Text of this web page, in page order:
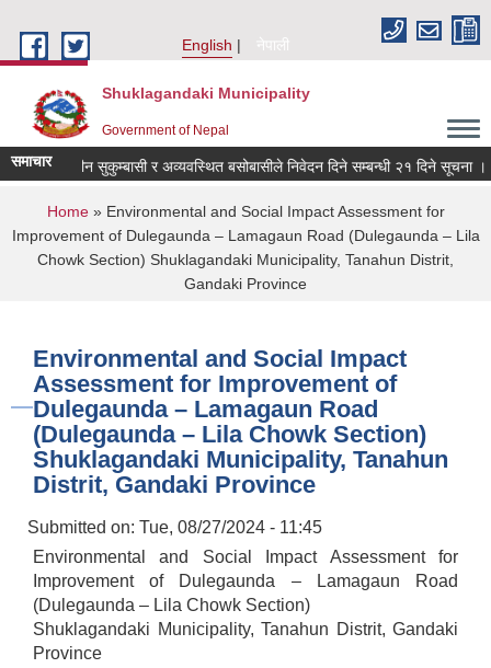
English
नेपाली
Shuklagandaki Municipality
Government of Nepal
समाचार
भूमिहीन सुकुम्बासी र अव्यवस्थित बसोबासीले निवेदन दिने सम्बन्धी २१ दिने सूचना ।
You are here
Home» Environmental and Social Impact Assessment for
Improvement of Dulegaunda – Lamagaun Road (Dulegaunda – Lila
Chowk Section) Shuklagandaki Municipality, Tanahun Distrit,
Gandaki Province
Environmental and Social Impact
Assessment for Improvement of
Dulegaunda – Lamagaun Road
(Dulegaunda – Lila Chowk Section)
Shuklagandaki Municipality, Tanahun
Distrit, Gandaki Province
Submitted on: Tue, 08/27/2024 - 11:45
Environmental and Social Impact Assessment for
Improvement of Dulegaunda – Lamagaun Road
(Dulegaunda – Lila Chowk Section)
Shuklagandaki Municipality, Tanahun Distrit, Gandaki
Province